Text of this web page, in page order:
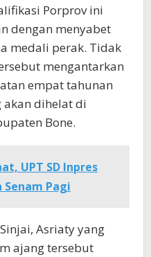
Porprov ini
dengan menyabet
medali perak. Tidak
mengantarkan
empat tahunan
akan dihelat di
Bone.
UPT SD Inpres
Senam Pagi
Asriaty yang
ajang tersebut